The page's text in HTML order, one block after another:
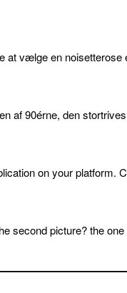
at vælge en
af 90érne, den
on your platform.
second picture? the